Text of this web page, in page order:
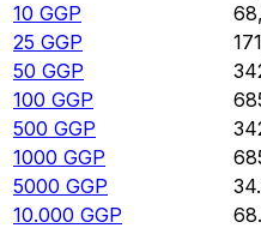
10 GGP
25 GGP
50 GGP
100 GGP
500 GGP
1000 GGP
5000 GGP
10.000 GGP